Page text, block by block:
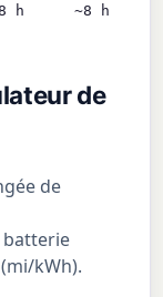
h ~8 h
de
de
batterie
kWh).